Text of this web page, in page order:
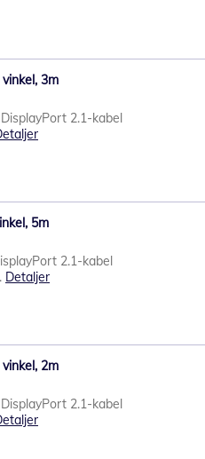
3m
2.1-kabel
5m
2.1-kabel
Detaljer
2m
2.1-kabel